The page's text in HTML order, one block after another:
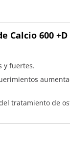
Calcio 600
y fuertes.
tratamiento de